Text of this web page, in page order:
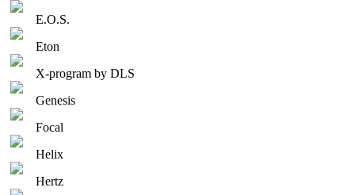
E.O.S.
Eton
X-program by DLS
Genesis
Focal
Helix
Hertz